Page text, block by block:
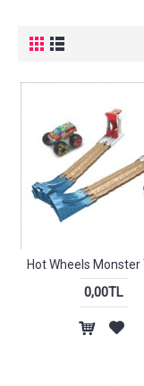
0,00TL